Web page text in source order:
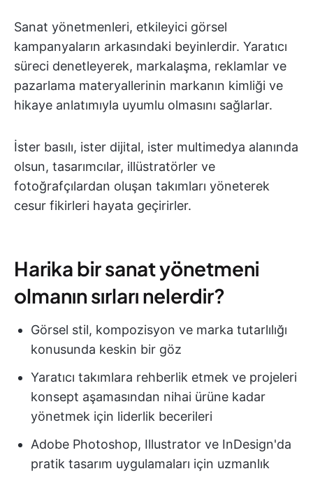
Sanat yönetmenleri, etkileyici görsel
kampanyaların arkasındaki beyinlerdir. Yaratıcı
süreci denetleyerek, markalaşma, reklamlar ve
pazarlama materyallerinin markanın kimliği ve
hikaye anlatımıyla uyumlu olmasını sağlarlar.
İster basılı, ister dijital, ister multimedya alanında
olsun, tasarımcılar, illüstratörler ve
fotoğrafçılardan oluşan takımları yöneterek
cesur fikirleri hayata geçirirler.
Harika bir sanat yönetmeni
olmanın sırları nelerdir?
Görsel stil, kompozisyon ve marka tutarlılığı
konusunda keskin bir göz
Yaratıcı takımlara rehberlik etmek ve projeleri
konsept aşamasından nihai ürüne kadar
yönetmek için liderlik becerileri
Adobe Photoshop, Illustrator ve InDesign'da
pratik tasarım uygulamaları için uzmanlık